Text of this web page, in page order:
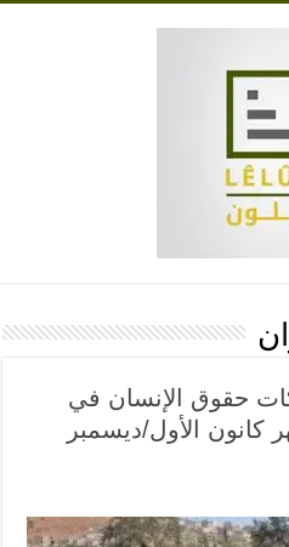
حقوق الإنسان في
الأول/ديسمبر